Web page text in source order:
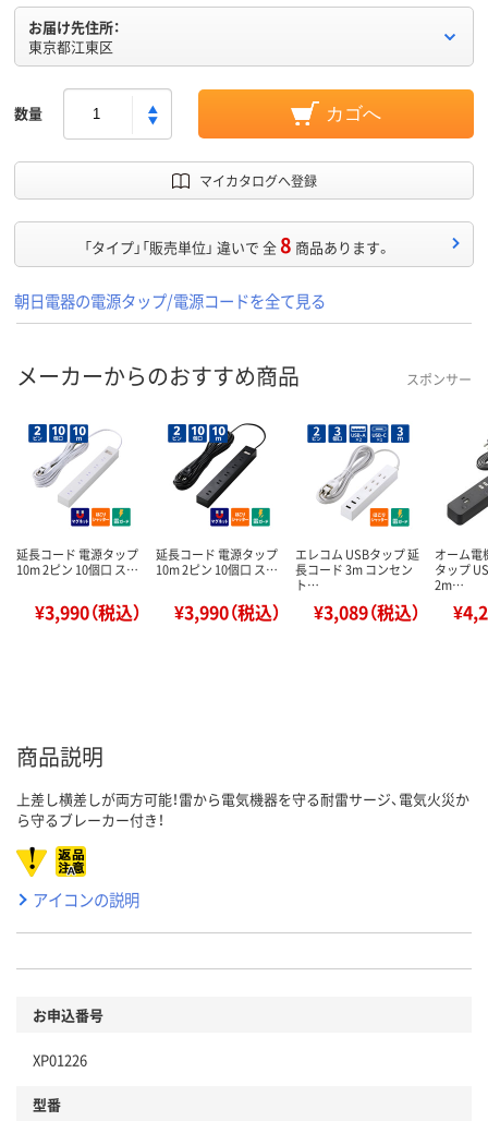
お届け先住所：
東京都江東区
数量 カゴへ
マイカタログへ登録
「タイプ」「販売単位」 違いで 全8 商品あります。
朝日電器の電源タップ/電源コードを全て見る
メーカーからのおすすめ商品 スポンサー
延長コード 電源タップ
10m 2ピン 10個口 ス…
¥3,990（税込）
延長コード 電源タップ
10m 2ピン 10個口 ス…
¥3,990（税込）
エレコム USBタップ 延
長コード 3m コンセン
ト…
¥3,089（税込）
オーム電
タップ
2m…
商品説明
上差し横差しが両方可能！雷から電気機器を守る耐雷サージ、電気火災か
ら守るブレーカー付き！
アイコンの説明
お申込番号
XP01226
型番